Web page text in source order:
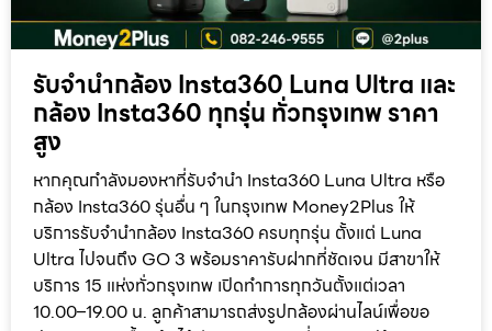
รับจำนำกล้อง Insta360 Luna Ultra และ
กล้อง Insta360 ทุกรุ่น ทั่วกรุงเทพ ราคา
สูง
หากคุณกำลังมองหาที่รับจำนำ Insta360 Luna Ultra หรือ
กล้อง Insta360 รุ่นอื่น ๆ ในกรุงเทพ Money2Plus ให้
บริการรับจำนำกล้อง Insta360 ครบทุกรุ่น ตั้งแต่ Luna
Ultra ไปจนถึง GO 3 พร้อมราคารับฝากที่ชัดเจน มีสาขาให้
บริการ 15 แห่งทั่วกรุงเทพ เปิดทำการทุกวันตั้งแต่เวลา
10.00–19.00 น. ลูกค้าสามารถส่งรูปกล้องผ่านไลน์เพื่อขอ